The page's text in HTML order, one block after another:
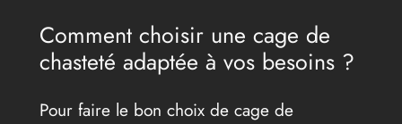
Comment choisir une cage de
chasteté adaptée à vos besoins ?
Pour faire le bon choix de cage de